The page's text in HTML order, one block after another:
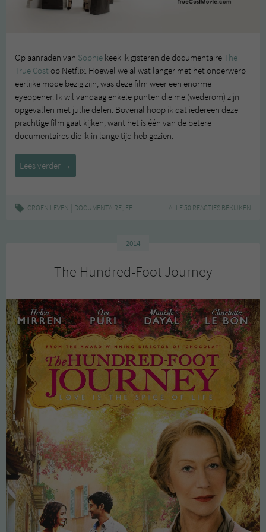
Op aanraden van Sophie keek ik gisteren de documentaireThe
True Cost op Netflix. Hoewel we al wat langer met het onderwerp
eerlijke mode bezig zijn, was deze film weer een enorme
eyeopener. Ik wil vandaag enkele punten die me (wederom) zijn
opgevallen met jullie delen. Bovenal hoop ik dat iedereen deze
prachtige film gaat kijken, want het is één van de betere
documentaires die ik in lange tijd heb gezien.
Lees verder The
True
→
GROEN LEVEN DOCUMENTAIRE, EERLIJKE MODE ,FAIR FASHION,FILM,MODE
ALLE 50 REACTIES BEKIJKEN
2014
The Hundred-Foot Journey